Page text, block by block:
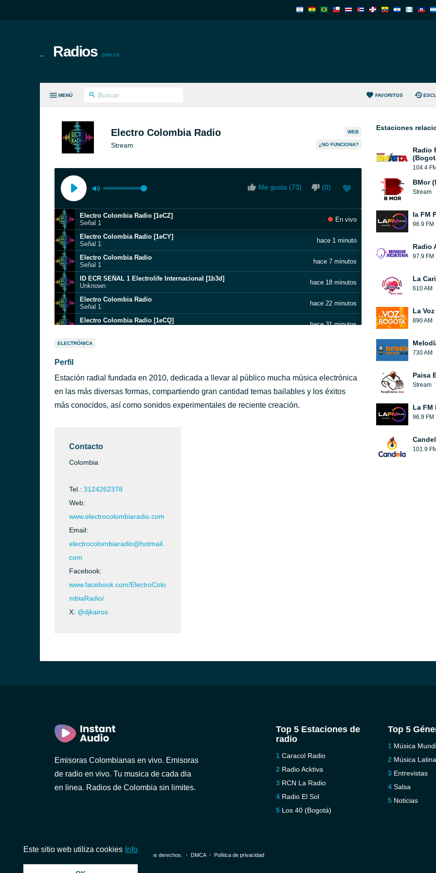
Radios .com.co
MENÚ FAVORITOS
Electro Colombia Radio
Stream
WEB
¿NO FUNCIONA?
Me gusta (73) (0)
Electro Colombia Radio [1eCZ]
Señal 1
En vivo
Electro Colombia Radio [1eCY]
Señal 1
hace 1 minuto
Electro Colombia Radio
Señal 1
hace 7 minutos
ID ECR SEÑAL 1 Electrolife Internacional [1b3d]
Unknown
hace 18 minutos
Electro Colombia Radio
Señal 1
hace 22 minutos
Electro Colombia Radio [1eCQ]
hace 31 minutos
Electro Colombia Radio
Electro Colombia Radio [1eCI]
Señal 1
hace 51 minutos
Electro Colombia Radio [1eCH]
ELECTRÓNICA
Perfil
Estación radial fundada en 2010, dedicada a llevar al público mucha música electrónica
en las más diversas formas, compartiendo gran cantidad temas bailables y los éxitos
más conocidos, así como sonidos experimentales de reciente creación.
Contacto
Colombia
Tel.: 3124262378
Web:
www.electrocolombiaradio.com
Email:
electrocolombiaradio@hotmail.
com
Facebook:
www.facebook.com/ElectroColo
mbiaRadio/
X: @djkairos
Estaciones
Radio
104.4 FM
BMor
Stream
la FM
96.9 FM
Radio
97.9 FM
La
610 AM
La
890 AM
730 AM
Paisa
Stream
La FM
96.9 FM
101.9 FM
Emisoras Colombianas en vivo. Emisoras
de radio en vivo. Tu musica de cada dia
en linea. Radios de Colombia sin limites.
Top 5 Estaciones de
radio
Caracol Radio
Radio Acktiva
RCN La Radio
Radio El Sol
Los 40 (Bogotá)
Top 5
Música
Música Latina
Entrevistas
Salsa
Noticias
© 2026 InstantAudio. Reservados todos los derechos. ・ DMCA・ Política de privacidad
Este sitio web utiliza cookies Info